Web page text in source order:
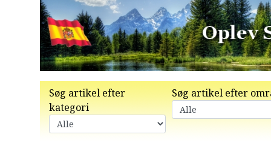
Søg artikel efter
kategori
Søg artikel efter